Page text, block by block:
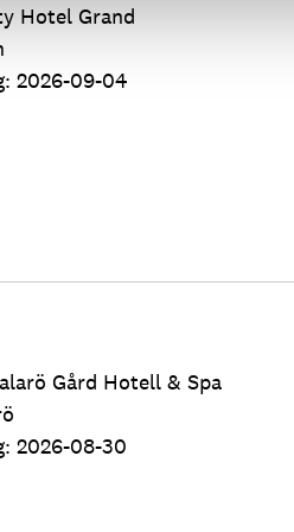
Hotel Grand
2026-09-04
Gård Hotell & Spa
2026-08-30